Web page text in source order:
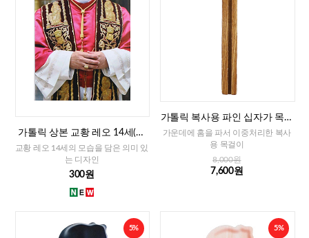
가톨릭 상본 교황 레오 14세(이
태리)
교황 레오 14세의 모습을 담은 의미 있
는 디자인
300원
가톨릭 복사용 파인 십자가 목걸
이
가운데에 홈을 파서 이중처리한 복사
용 목걸이
8,000원
7,600원
5% 5%